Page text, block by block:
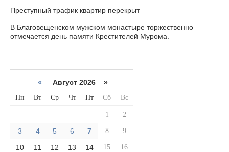
Преступный трафик квартир перекрыт
В Благовещенском мужском монастыре торжественно
отмечается день памяти Крестителей Мурома.
« Август 2026 »
Пн Вт Ср Чт Пт Сб Вс
1 2
3 4 5 6 7 8 9
10 11 12 13 14 15 16